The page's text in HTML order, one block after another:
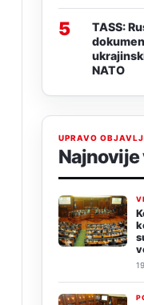
5
TASS:
NATO
UPRAVO
Najnovije